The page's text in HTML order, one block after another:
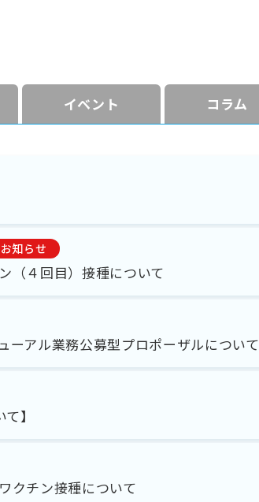
イベント コラム
知らせ
（４回目）接種について
ーアル業務公募型プロポーザルについて
】
クチン接種について